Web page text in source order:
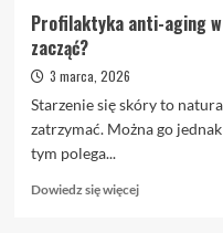
Profilaktyka anti-aging
zacząć?
3 marca, 2026
Starzenie się skóry to
zatrzymać. Można go
tym polega...
Dowiedz się więcejDowiedz